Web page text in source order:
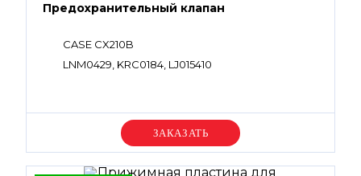
Предохранительный клапан
CASE CX210B
LNM0429, KRC0184, LJ015410
Уточняйте цену